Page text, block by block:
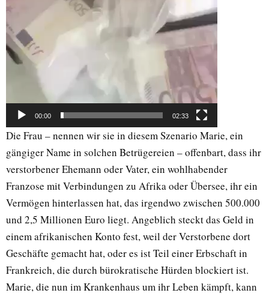
00:00 02:33
Die Frau – nennen wir sie in diesem Szenario Marie, ein
gängiger Name in solchen Betrügereien – offenbart, dass ihr
verstorbener Ehemann oder Vater, ein wohlhabender
Franzose mit Verbindungen zu Afrika oder Übersee, ihr ein
Vermögen hinterlassen hat, das irgendwo zwischen 500.000
und 2,5 Millionen Euro liegt. Angeblich steckt das Geld in
einem afrikanischen Konto fest, weil der Verstorbene dort
Geschäfte gemacht hat, oder es ist Teil einer Erbschaft in
Frankreich, die durch bürokratische Hürden blockiert ist.
Marie, die nun im Krankenhaus um ihr Leben kämpft, kann